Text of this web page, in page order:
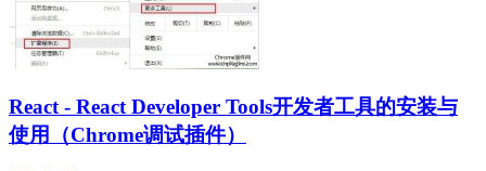
React - React Developer Tools开发者工具的安装与
使用（Chrome调试插件）